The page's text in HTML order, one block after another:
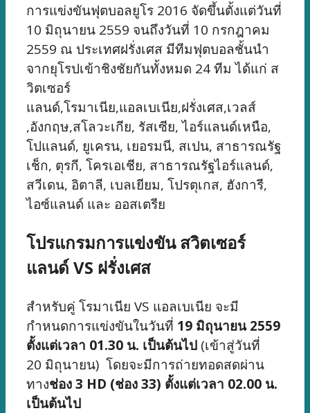
การแข่งขันฟุตบอลยูโร 2016 จัดขึ้นตั้งแต่วันที่
10 มิถุนายน 2559 จนถึงวันที่ 10 กรกฎาคม
2559 ณ ประเทศฝรั่งเศส มีทีมฟุตบอลชั้นนำ
จากยุโรปเข้าชิงชัยกันทั้งหมด 24 ทีม ได้แก่ ส
วิตเซอร์
แลนด์,โรมาเนีย,แอลเบเนีย,ฝรั่งเศส,เวลส์
,อังกฤษ,สโลวะเกีย, รัสเซีย, ไอร์แลนด์เหนือ,
โปแลนด์, ยูเครน, เยอรมนี, สเปน, สาธารณรัฐ
เช็ก, ตุรกี, โครเอเชีย, สาธารณรัฐไอร์แลนด์,
สวีเดน, อิตาลี, เบลเยียม, โปรตุเกส, ฮังการี,
ไอซ์แลนด์ และ ออสเตรีย
โปรแกรมการแข่งขัน สวิตเซอร์
แลนด์ VS ฝรั่งเศส
สำหรับคู่ โรมาเนีย VS แอลเบเนีย จะมี
กำหนดการแข่งขันในวันที่ 19 มิถุนายน 2559
ตั้งแต่เวลา 01.30 น. เป็นต้นไป (เข้าสู่วันที่
20 มิถุนายน) โดยจะมีการถ่ายทอดสดผ่าน
ทางช่อง 3 HD (ช่อง 33) ตั้งแต่เวลา 02.00 น.
เป็นต้นไป